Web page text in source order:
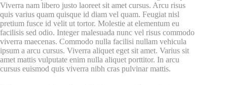
Viverra nam libero justo laoreet sit amet cursus. Arcu risus
quis varius quam quisque id diam vel quam. Feugiat nisl
pretium fusce id velit ut tortor. Molestie at elementum eu
facilisis sed odio. Integer malesuada nunc vel risus commodo
viverra maecenas. Commodo nulla facilisi nullam vehicula
ipsum a arcu cursus. Viverra aliquet eget sit amet. Varius sit
amet mattis vulputate enim nulla aliquet porttitor. In arcu
cursus euismod quis viverra nibh cras pulvinar mattis.